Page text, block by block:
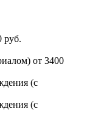
руб.
от 3400
(с
(с